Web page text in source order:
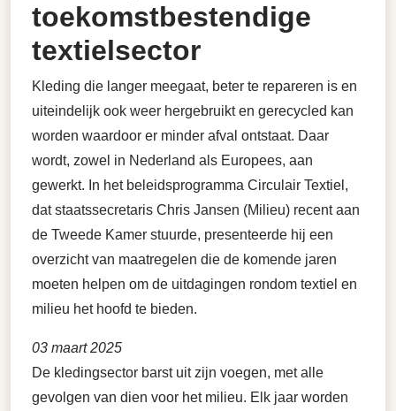
toekomstbestendige
textielsector
Kleding die langer meegaat, beter te repareren is en
uiteindelijk ook weer hergebruikt en gerecycled kan
worden waardoor er minder afval ontstaat. Daar
wordt, zowel in Nederland als Europees, aan
gewerkt. In het beleidsprogramma Circulair Textiel,
dat staatssecretaris Chris Jansen (Milieu) recent aan
de Tweede Kamer stuurde, presenteerde hij een
overzicht van maatregelen die de komende jaren
moeten helpen om de uitdagingen rondom textiel en
milieu het hoofd te bieden.
03 maart 2025
De kledingsector barst uit zijn voegen, met alle
gevolgen van dien voor het milieu. Elk jaar worden